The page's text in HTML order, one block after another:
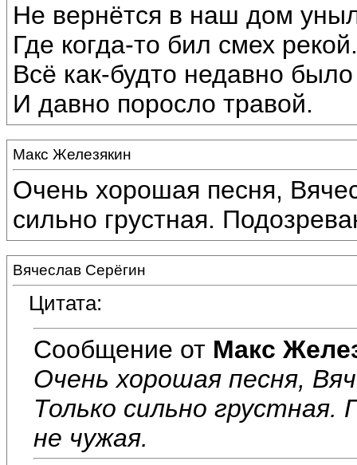
Не вернётся в наш дом
Где когда-то бил смех рекой.
Всё как-будто недавно было
И давно поросло травой.
Макс Железякин
Очень хорошая песня,
сильно грустная.
Вячеслав Серёгин
Цитата:
Сообщение от Макс
Очень хорошая песня,
Только сильно
не чужая.